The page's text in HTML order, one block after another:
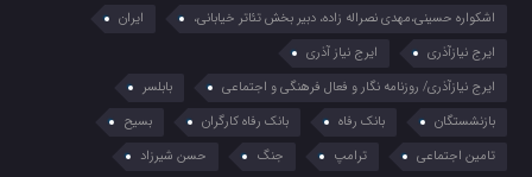
اشکواره حسینی،مهدی نصراله زاده، دبیر بخش تئاتر خیابانی،
ایران
ایرج نیازآذری
ایرج نیاز آذری
ایرج نیازآذری/ روزنامه نگار و فعال فرهنگی و اجتماعی
بابلسر
بازنشستگان
بانک رفاه بانک رفاه کارگران
بسیح
تامین اجتماعی
ترامپ جنگ
حسن شیرزاد